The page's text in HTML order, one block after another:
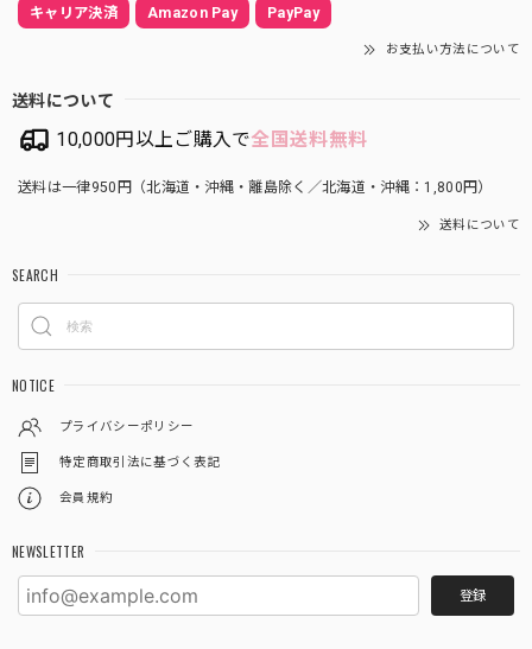
キャリア決済 Amazon Pay PayPay
お支払い方法について
送料について
10,000円以上ご購入で全国送料無料
送料は一律950円（北海道・沖縄・離島除く／北海道・沖縄：1,800円）
送料について
SEARCH
NOTICE
プライバシーポリシー
特定商取引法に基づく表記
会員規約
NEWSLETTER
登録